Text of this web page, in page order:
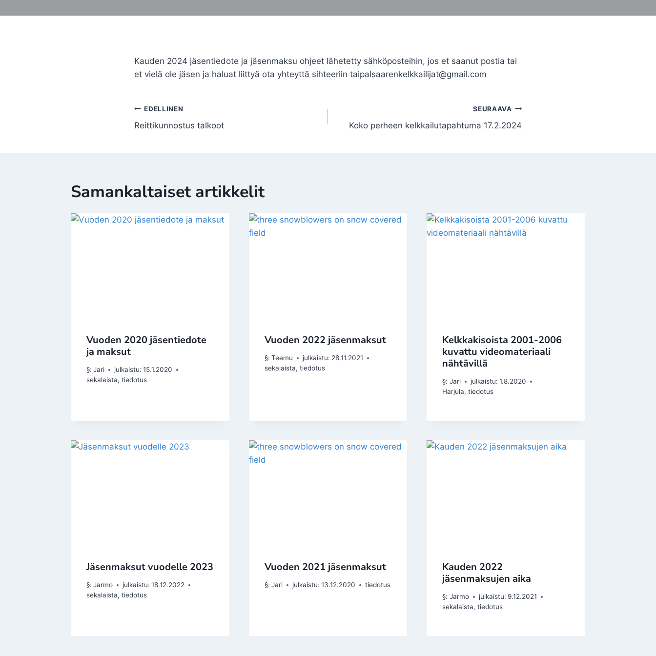
Kauden 2024 jäsentiedote ja jäsenmaksu ohjeet lähetetty sähköposteihin, jos et saanut postia tai
et vielä ole jäsen ja haluat liittyä ota yhteyttä sihteeriin taipalsaarenkelkkailijat@gmail.com
Artikkelien
selaus
EDELLINEN
Reittikunnostus talkoot
SEURAAVA
Koko perheen kelkkailutapahtuma 17.2.2024
Samankaltaiset artikkelit
Vuoden 2020 jäsentiedote
ja maksut
§: Jari julkaistu: 15.1.2020
sekalaista, tiedotus
Vuoden 2022 jäsenmaksut
§: Teemu julkaistu: 28.11.2021
sekalaista, tiedotus
Kelkkakisoista 2001-2006
kuvattu videomateriaali
nähtävillä
§: Jari julkaistu: 1.8.2020
Harjula,tiedotus
Jäsenmaksut vuodelle 2023
§: Jarmo julkaistu: 18.12.2022
sekalaista, tiedotus
Vuoden 2021 jäsenmaksut
§: Jari julkaistu: 13.12.2020 tiedotus
Kauden 2022
jäsenmaksujen aika
§: Jarmo julkaistu: 9.12.2021
sekalaista,tiedotus